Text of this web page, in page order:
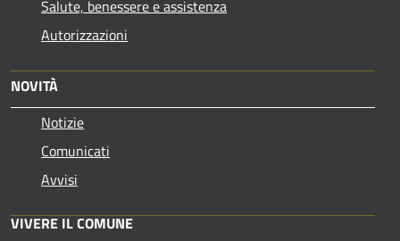
Salute, benessere e assistenza
Autorizzazioni
NOVITÀ
Notizie
Comunicati
Avvisi
VIVERE IL COMUNE